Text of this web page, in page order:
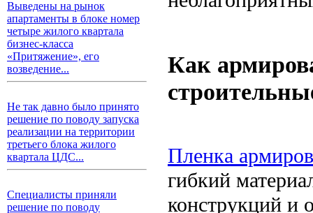
Выведены на рынок
апартаменты в блоке номер
четыре жилого квартала
бизнес-класса
«Притяжение», его
возведение...
Не так давно было принято
решение по поводу запуска
реализации на территории
третьего блока жилого
квартала ЦДС...
Специалисты приняли
решение по поводу
Как
Пленка
гибкий
конструкций и